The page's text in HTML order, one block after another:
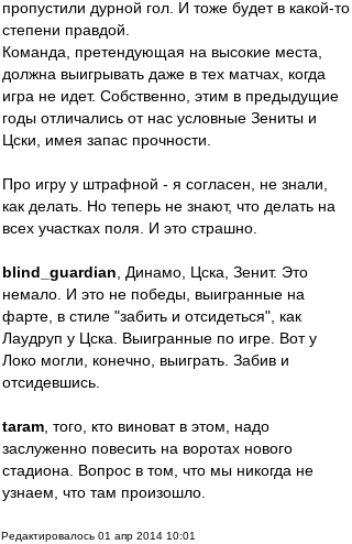
пропустили дурной гол. И тоже будет в какой-то
степени правдой.
Команда, претендующая на высокие места,
должна выигрывать даже в тех матчах, когда
игра не идет. Собственно, этим в предыдущие
годы отличались от нас условные Зениты и
Цски, имея запас прочности.
Про игру у штрафной - я согласен, не знали,
как делать. Но теперь не знают, что делать на
всех участках поля. И это страшно.
blind_guardian , Динамо, Цска, Зенит. Это
немало. И это не победы, выигранные на
фарте, в стиле "забить и отсидеться", как
Лаудруп у Цска. Выигранные по игре. Вот у
Локо могли, конечно, выиграть. Забив и
отсидевшись.
taram , того, кто виноват в этом, надо
заслуженно повесить на воротах нового
стадиона. Вопрос в том, что мы никогда не
узнаем, что там произошло.
Редактировалось 01 апр 2014 10:01